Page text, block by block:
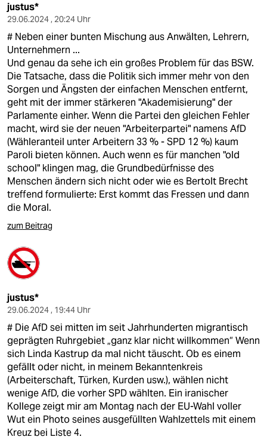
justus*
29.06.2024 , 20:24 Uhr
# Neben einer bunten Mischung aus Anwälten, Lehrern,
Unternehmern ...
Und genau da sehe ich ein großes Problem für das BSW.
Die Tatsache, dass die Politik sich immer mehr von den
Sorgen und Ängsten der einfachen Menschen entfernt,
geht mit der immer stärkeren "Akademisierung" der
Parlamente einher. Wenn die Partei den gleichen Fehler
macht, wird sie der neuen "Arbeiterpartei" namens AfD
(Wähleranteil unter Arbeitern 33 % - SPD 12 %) kaum
Paroli bieten können. Auch wenn es für manchen "old
school" klingen mag, die Grundbedürfnisse des
Menschen ändern sich nicht oder wie es Bertolt Brecht
treffend formulierte: Erst kommt das Fressen und dann
die Moral.
zum Beitrag
justus*
29.06.2024 , 19:44 Uhr
# Die AfD sei mitten im seit Jahrhunderten migrantisch
geprägten Ruhrgebiet „ganz klar nicht willkommen“ Wenn
sich Linda Kastrup da mal nicht täuscht. Ob es einem
gefällt oder nicht, in meinem Bekanntenkreis
(Arbeiterschaft, Türken, Kurden usw.), wählen nicht
wenige AfD, die vorher SPD wählten. Ein iranischer
Kollege zeigt mir am Montag nach der EU-Wahl voller
Wut ein Photo seines ausgefüllten Wahlzettels mit einem
Kreuz bei Liste 4.